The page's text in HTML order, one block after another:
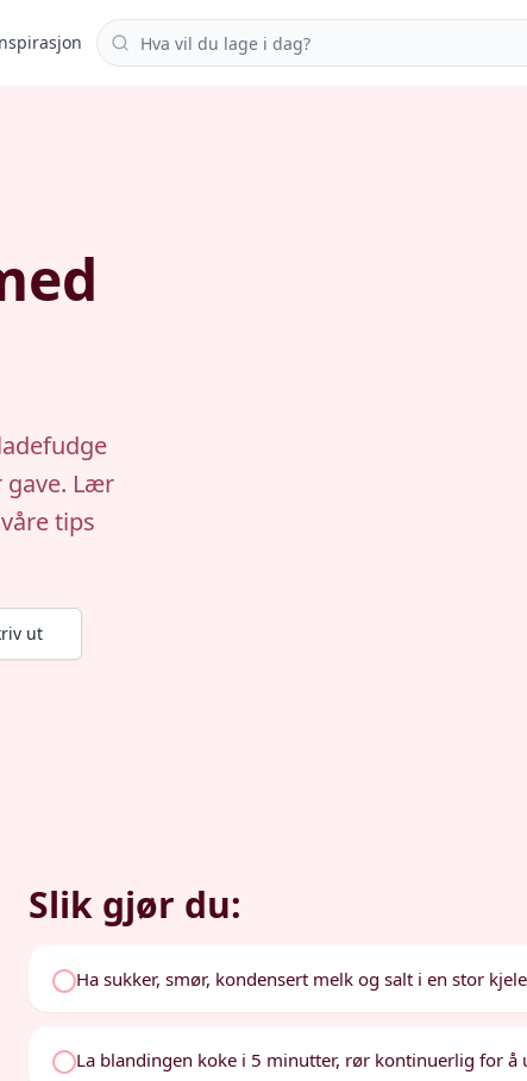
Søk i oppskrifter
gave. Lær
tips
ut
Slik gjør du:
Ha sukker, smør, kondensert melk og salt i en stor
La blandingen koke i 5 minutter, rør kontinuerlig for å